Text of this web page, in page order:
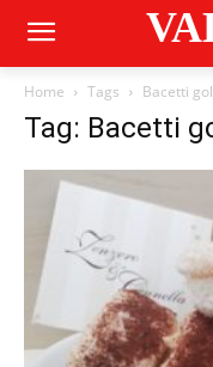
Home Tags Bacetti
Tag: Bacetti